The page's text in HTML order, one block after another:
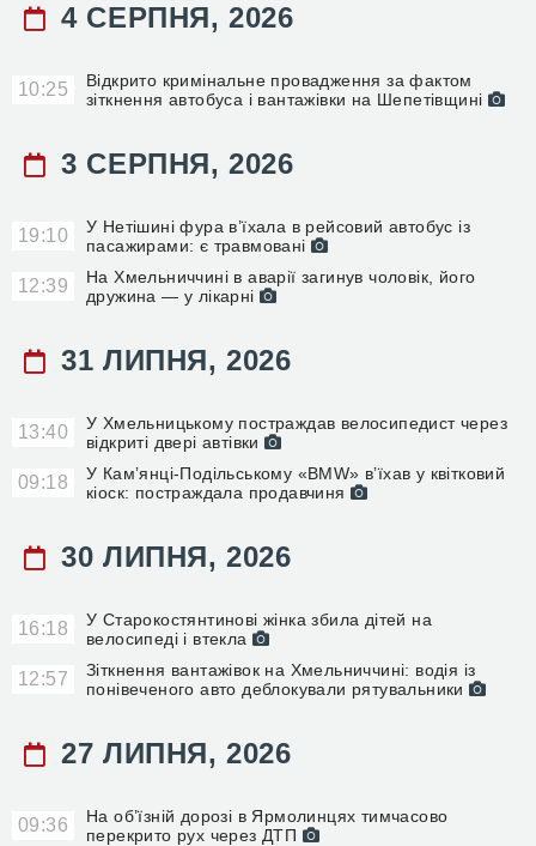
4 СЕРПНЯ, 2026
10:25
Відкрито кримінальне провадження за фактом
зіткнення автобуса і вантажівки на Шепетівщині
3 СЕРПНЯ, 2026
19:10
У Нетішині фура в’їхала в рейсовий автобус із
пасажирами: є травмовані
12:39
На Хмельниччині в аварії загинув чоловік, його
дружина — у лікарні
31 ЛИПНЯ, 2026
13:40
У Хмельницькому постраждав велосипедист через
відкриті двері автівки
09:18
У Камʼянці-Подільському «BMW» вʼїхав у квітковий
кіоск: постраждала продавчиня
30 ЛИПНЯ, 2026
16:18
У Старокостянтинові жінка збила дітей на
велосипеді і втекла
12:57
Зіткнення вантажівок на Хмельниччині: водія із
понівеченого авто деблокували рятувальники
27 ЛИПНЯ, 2026
09:36
На об’їзній дорозі в Ярмолинцях тимчасово
перекрито рух через ДТП